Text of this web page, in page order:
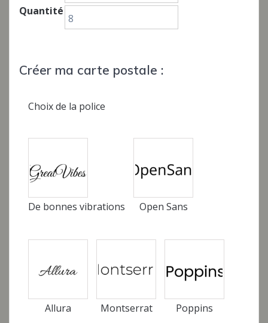
prix :
à
Quantité
8
Créer ma carte postale :
Choix de la police
De bonnes vibrations Open Sans
Allura Montserrat Poppins